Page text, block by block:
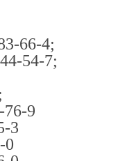
66-4;
54-7;
9
3
0